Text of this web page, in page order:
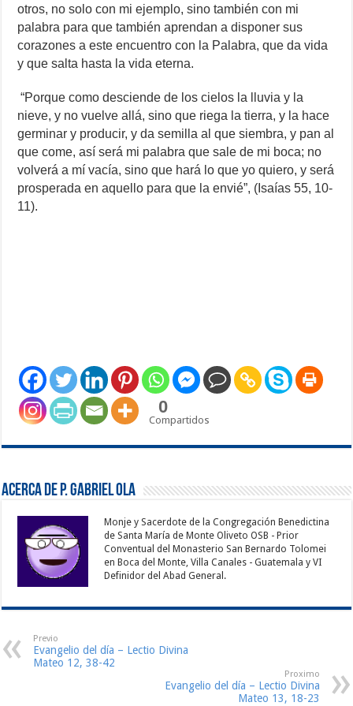
otros, no solo con mi ejemplo, sino también con mi
palabra para que también aprendan a disponer sus
corazones a este encuentro con la Palabra, que da vida
y que salta hasta la vida eterna.
“Porque como desciende de los cielos la lluvia y la
nieve, y no vuelve allá, sino que riega la tierra, y la hace
germinar y producir, y da semilla al que siembra, y pan al
que come, así será mi palabra que sale de mi boca; no
volverá a mí vacía, sino que hará lo que yo quiero, y será
prosperada en aquello para que la envié”, (Isaías 55, 10-
11).
0
Compartidos
Acerca de P. Gabriel Ola
Monje y Sacerdote de la Congregación Benedictina
de Santa María de Monte Oliveto OSB - Prior
Conventual del Monasterio San Bernardo Tolomei
en Boca del Monte, Villa Canales - Guatemala y VI
Definidor del Abad General.
Previo
Evangelio del día – Lectio Divina
Mateo 12, 38-42
Proximo
Evangelio del día – Lectio Divina
Mateo 13, 18-23